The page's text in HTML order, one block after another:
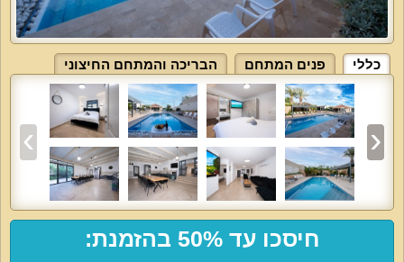
כללי פנים המתחם הבריכה והמתחם החיצוני
חיסכו עד 50% בהזמנת: